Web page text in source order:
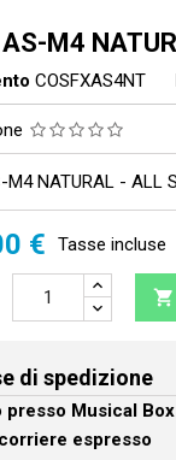
AS-M4
COSFXAS4NT
M4 NATURAL - ALL
€ Tasse incluse

di spedizione
presso Musical Box
espresso